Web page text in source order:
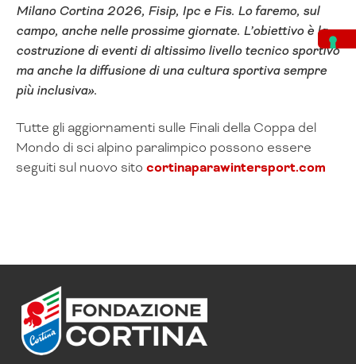
Milano Cortina 2026, Fisip, Ipc e Fis. Lo faremo, sul
campo, anche nelle prossime giornate. L’obiettivo è la
costruzione di eventi di altissimo livello tecnico sportivo
ma anche la diffusione di una cultura sportiva sempre
più inclusiva».
Tutte gli aggiornamenti sulle Finali della Coppa del
Mondo di sci alpino paralimpico possono essere
seguiti sul nuovo sito cortinaparawintersport.com